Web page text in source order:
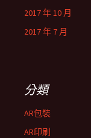
2017 年 10 月
2017 年 7 月
分類
AR包裝
AR印刷